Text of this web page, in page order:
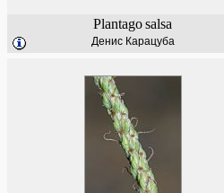
Plantagosalsa
Денис Карацуба